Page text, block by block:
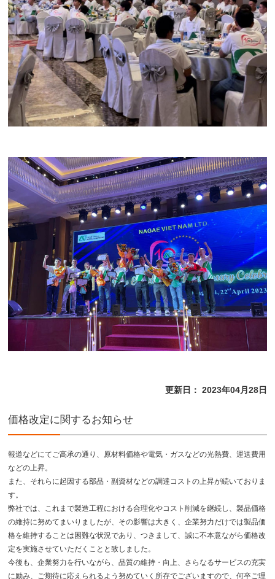
更新日： 2023年04月28日
価格改定に関するお知らせ
報道などにてご高承の通り、原材料価格や電気・ガスなどの光熱費、運送費用
などの上昇。
また、それらに起因する部品・副資材などの調達コストの上昇が続いておりま
す。
弊社では、これまで製造工程における合理化やコスト削減を継続し、製品価格
の維持に努めてまいりましたが、その影響は大きく、企業努力だけでは製品価
格を維持することは困難な状況であり、つきまして、誠に不本意ながら価格改
定を実施させていただくことと致しました。
今後も、企業努力を行いながら、品質の維持・向上、さらなるサービスの充実
に励み、ご期待に応えられるよう努めていく所存でございますので、何卒ご理